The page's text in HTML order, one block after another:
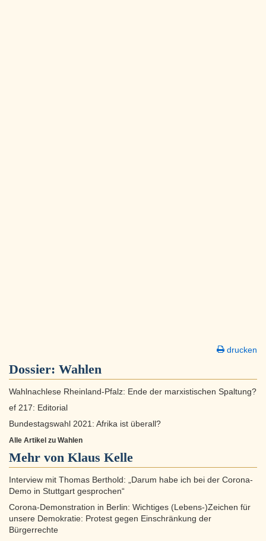
drucken
Dossier: Wahlen
Wahlnachlese Rheinland-Pfalz: Ende der marxistischen Spaltung?
ef 217: Editorial
Bundestagswahl 2021: Afrika ist überall?
Alle Artikel zu Wahlen
Mehr von Klaus Kelle
Interview mit Thomas Berthold: „Darum habe ich bei der Corona-
Demo in Stuttgart gesprochen“
Corona-Demonstration in Berlin: Wichtiges (Lebens-)Zeichen für
unsere Demokratie: Protest gegen Einschränkung der
Bürgerrechte